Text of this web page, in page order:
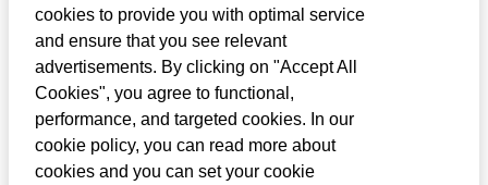
verhuurketen van ons land. Louwman
breidt haar flexibele mobiliteitsaanbod
met deze samenwerking aanzienlijk uit.
De overname past in de groeiambities van
beide bedrijven. Voor Autohopper biedt de
cookies to provide you with optimal service
and ensure that you see relevant
advertisements. By clicking on "Accept All
Cookies", you agree to functional,
performance, and targeted cookies. In our
cookie policy, you can read more about
cookies and you can set your cookie